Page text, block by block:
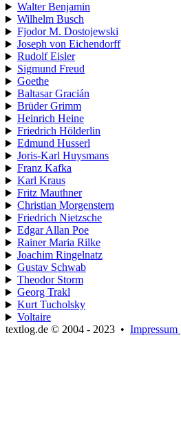
Walter Benjamin
Wilhelm Busch
Fjodor M. Dostojewski
Joseph von Eichendorff
Rudolf Eisler
Sigmund Freud
Goethe
Baltasar Gracián
Brüder Grimm
Heinrich Heine
Friedrich Hölderlin
Edmund Husserl
Joris-Karl Huysmans
Franz Kafka
Karl Kraus
Fritz Mauthner
Christian Morgenstern
Friedrich Nietzsche
Edgar Allan Poe
Rainer Maria Rilke
Joachim Ringelnatz
Gustav Schwab
Theodor Storm
Georg Trakl
Kurt Tucholsky
Voltaire
textlog.de © 2004 - 2023 • Impressum